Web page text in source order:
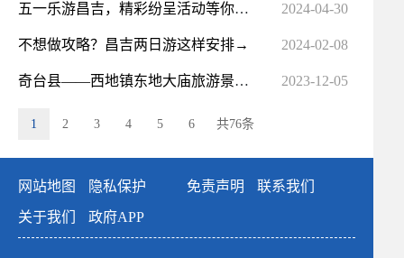
五一乐游昌吉，精彩纷呈活动等你来！ 2024-04-30
不想做攻略？昌吉两日游这样安排→ 2024-02-08
奇台县——西地镇东地大庙旅游景点简介 2023-12-05
1 2 3 4 5 6 共76条
网站地图 隐私保护 免责声明
联系我们
关于我们
政府APP